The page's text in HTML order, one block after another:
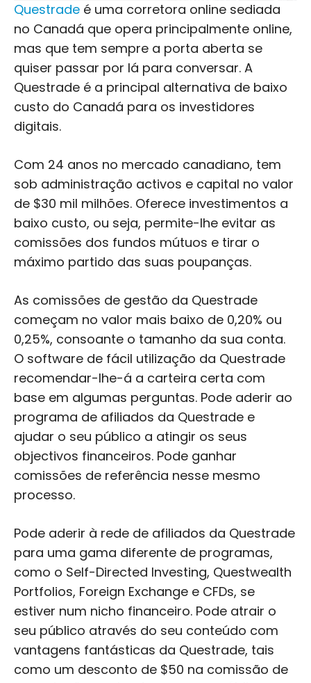
Questrade é uma corretora online sediada
no Canadá que opera principalmente online,
mas que tem sempre a porta aberta se
quiser passar por lá para conversar. A
Questrade é a principal alternativa de baixo
custo do Canadá para os investidores
digitais.
Com 24 anos no mercado canadiano, tem
sob administração activos e capital no valor
de $30 mil milhões. Oferece investimentos a
baixo custo, ou seja, permite-lhe evitar as
comissões dos fundos mútuos e tirar o
máximo partido das suas poupanças.
As comissões de gestão da Questrade
começam no valor mais baixo de 0,20% ou
0,25%, consoante o tamanho da sua conta.
O software de fácil utilização da Questrade
recomendar-lhe-á a carteira certa com
base em algumas perguntas. Pode aderir ao
programa de afiliados da Questrade e
ajudar o seu público a atingir os seus
objectivos financeiros. Pode ganhar
comissões de referência nesse mesmo
processo.
Pode aderir à rede de afiliados da Questrade
para uma gama diferente de programas,
como o Self-Directed Investing, Questwealth
Portfolios, Foreign Exchange e CFDs, se
estiver num nicho financeiro. Pode atrair o
seu público através do seu conteúdo com
vantagens fantásticas da Questrade, tais
como um desconto de $50 na comissão de